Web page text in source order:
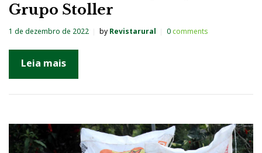
Grupo Stoller
1 de dezembro de 2022 by Revistarural 0comments
Leia mais